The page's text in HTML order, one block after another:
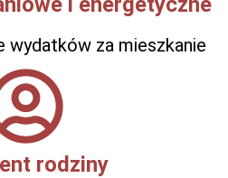
wydatków za mieszkanie
rodziny